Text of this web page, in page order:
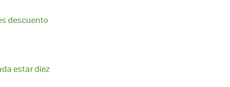
descuento
estar diez